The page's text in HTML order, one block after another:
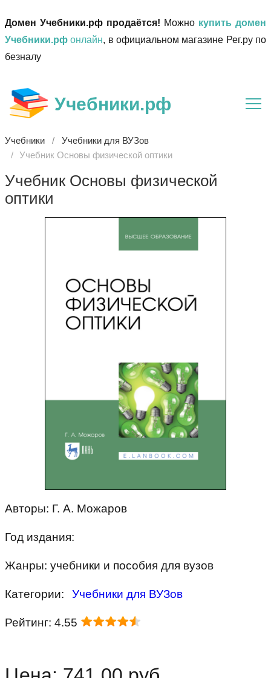
Домен Учебники.рф продаётся! Можно купить домен
Учебники.рф онлайн, в официальном магазине Рег.ру по
безналу
Учебники.рф
Учебники
Учебники для ВУЗов
Учебник Основы физической оптики
Учебник Основы физической
оптики
Авторы: Г. А. Можаров
Год издания:
Жанры: учебники и пособия для вузов
Категории: Учебники для ВУЗов
Рейтинг: 4.55